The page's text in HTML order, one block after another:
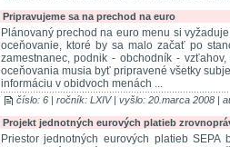
Pripravujeme sa na prechod na euro
Plánovaný prechod na euro menu si
oceňovanie, ktoré by sa malo začať po
zamestnanec, podnik - obchodník -
oceňovania musia byť pripravené všetky
informáciu v obidvoch menách ...
číslo: 6 | ročník: LXIV | vyšlo: 20.marca 2008 |
Projekt jednotných eurových platieb
Priestor jednotných eurových platieb